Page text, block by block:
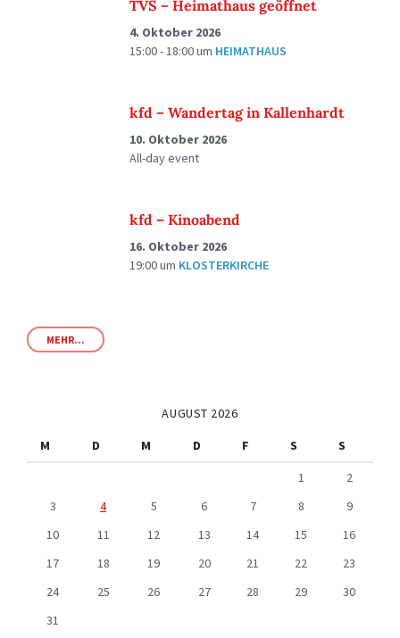
TVS – Heimathaus geöffnet
4. Oktober 2026
15:00 - 18:00um HEIMATHAUS
kfd – Wandertag in Kallenhardt
10. Oktober 2026
All-day event
kfd – Kinoabend
16. Oktober 2026
19:00um KLOSTERKIRCHE
MEHR...
AUGUST 2026
M
D M D F S
S
1
2
3
4 5 6 7 8
9
10
11 12 13 14 15
16
17
18 19 20 21 22
23
24
25 26 27 28 29
30
31